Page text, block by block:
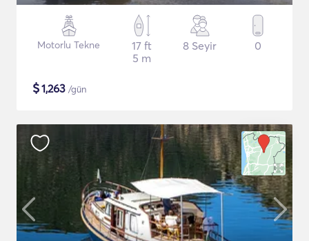
Motorlu Tekne
17 ft
5 m
8 Seyir 0
$1,263 /gün